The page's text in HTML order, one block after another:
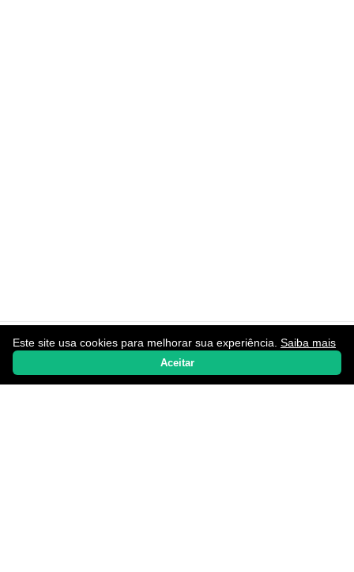
WhatsApp
Este site usa cookies para melhorar sua experiência. Saiba mais
Aceitar